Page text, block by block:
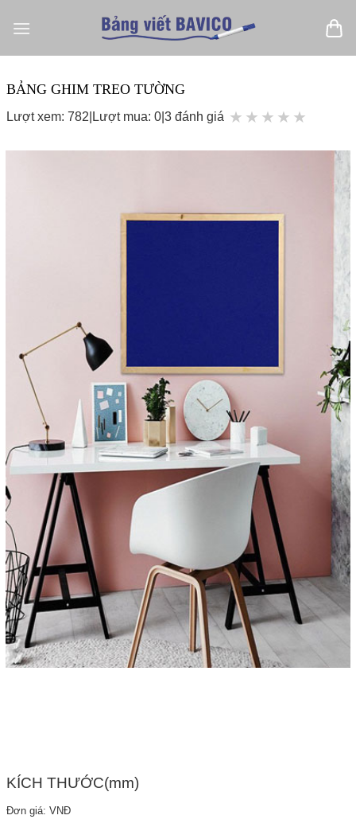
qua
BẢNG GHIM TREO TƯỜNG
Lượt xem: 782 Lượt mua: 0| 3 đánh giá ★ ★ ★ ★ ★
KÍCH THƯỚC(mm)
Đơn giá: VNĐ